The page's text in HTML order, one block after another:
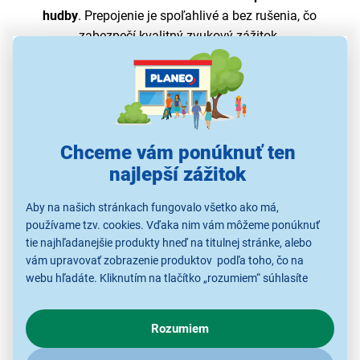
Chceme vám ponúknuť ten
najlepší zážitok
Aby na našich stránkach fungovalo všetko ako má,
používame tzv. cookies. Vďaka nim vám môžeme ponúknuť
tie najhľadanejšie produkty hneď na titulnej stránke, alebo
vám upravovať zobrazenie produktov podľa toho, čo na
webu hľadáte. Kliknutím na tlačítko „rozumiem“ súhlasíte
o chovaní na webe pre zobrazovaní cielených reklám.
V prípade že vás zaujímajú detaily, ako u nás s cookies a
ďalšími údaji pracujeme, kliknitesem.
Rozumiem
hudby. Prepojenie je spoľahlivé a bez rušenia, čo
zabezpečí kvalitný zvukový zážitok.
Vstavaný ekvalizér ponúka rôzne režimy zvuku pre
prispôsobenie vašim preferenciám.Či už sledujete